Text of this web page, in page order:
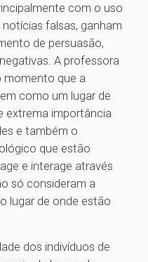
com o uso
falsas, ganham
de persuasão,
A professora
momento que a
como um lugar de
extrema importância
e também o
que estão
e interage através
só consideram a
lugar de onde estão
dos indivíduos de